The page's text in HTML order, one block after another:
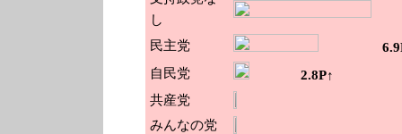
し
民主党
自民党
2.8P↑
共産党
みんなの党